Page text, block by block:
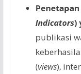
Penetapan
Indicators)
publikasi
(views),